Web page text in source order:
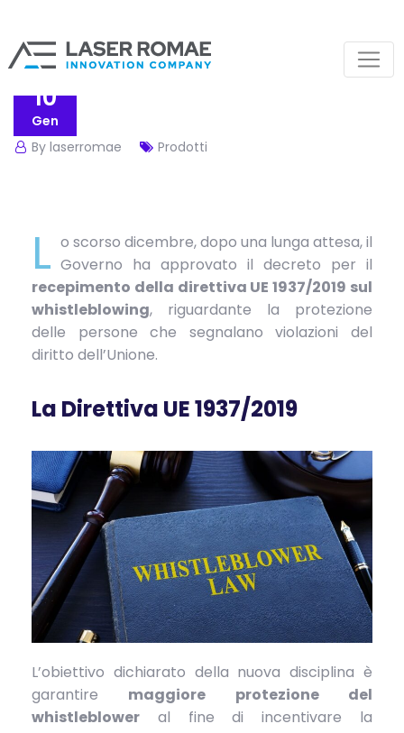
10
Gen
By laserromae
Prodotti
L o scorso dicembre, dopo una lunga attesa, il
Governo ha approvato il decreto per il
recepimento della direttiva UE 1937/2019 sul
whistleblowing, riguardante la protezione
delle persone che segnalano violazioni del
diritto dell’Unione.
La Direttiva UE 1937/2019
L’obiettivo dichiarato della nuova disciplina è
garantire maggiore protezione del
whistleblower
al fine di incentivare la